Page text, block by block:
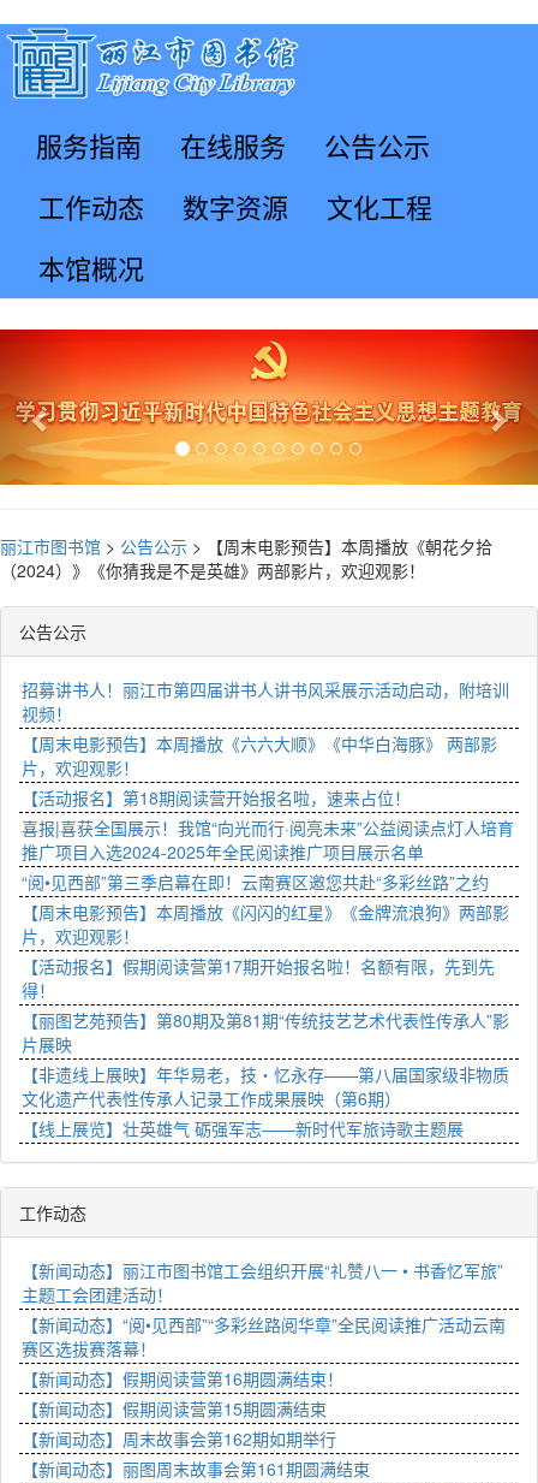
服务指南 在线服务
公告公示
工作动态
数字资源
文化工程
本馆概况
Previous
丽江市图书馆 > 公告公示 >
【周末电影预告】本周播放《朝花夕拾
（2024）》《你猜我是不是英雄》两部影片，欢迎观影！
公告公示
招募讲书人！丽江市第四届讲书人讲书风采展示活动启动，附培训
视频！
【周末电影预告】本周播放《六六大顺》《中华白海豚》 两部影
片，欢迎观影！
【活动报名】第18期阅读营开始报名啦，速来占位！
喜报|喜获全国展示！我馆“向光而行·阅亮未来”公益阅读点灯人培育
推广项目入选2024-2025年全民阅读推广项目展示名单
“阅•见西部”第三季启幕在即！云南赛区邀您共赴“多彩丝路”之约
【周末电影预告】本周播放《闪闪的红星》《金牌流浪狗》两部影
片，欢迎观影！
【活动报名】假期阅读营第17期开始报名啦！名额有限，先到先
得！
【丽图艺苑预告】第80期及第81期“传统技艺艺术代表性传承人”影
片展映
【非遗线上展映】年华易老，技・忆永存——第八届国家级非物质
文化遗产代表性传承人记录工作成果展映（第6期）
【线上展览】壮英雄气 砺强军志——新时代军旅诗歌主题展
工作动态
【新闻动态】丽江市图书馆工会组织开展“礼赞八一 • 书香忆军旅”
主题工会团建活动！
【新闻动态】“阅•见西部”“多彩丝路阅华章”全民阅读推广活动云南
赛区选拔赛落幕！
【新闻动态】假期阅读营第16期圆满结束！
【新闻动态】假期阅读营第15期圆满结束
【新闻动态】周末故事会第162期如期举行
【新闻动态】丽图周末故事会第161期圆满结束